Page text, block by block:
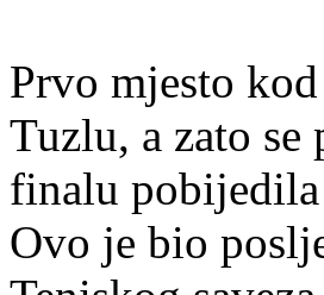
Prvo mjesto
Tuzlu, a zato
finalu
Ovo je bio